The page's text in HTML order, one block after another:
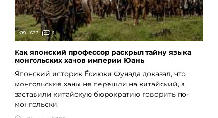
637 1
Как японский профессор раскрыл тайну языка
монгольских ханов империи Юань
Японский историк Ёсиюки Фунада доказал, что
монгольские ханы не перешли на китайский, а
заставили китайскую бюрократию говорить по-
монгольски.